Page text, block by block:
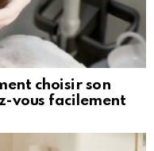
choisir son
vous facilement